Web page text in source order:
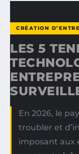
CRÉATION
LES 5
En 2026, le
troubler et
imposant aux